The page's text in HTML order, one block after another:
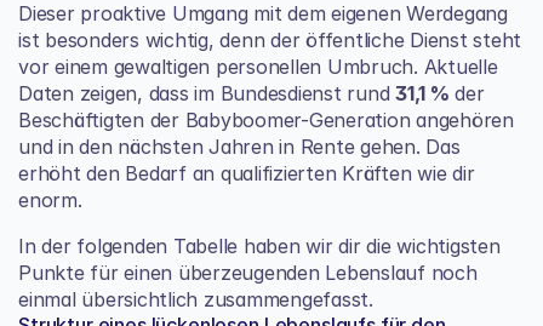
Dieser proaktive Umgang mit dem eigenen Werdegang
ist besonders wichtig, denn der öffentliche Dienst steht
vor einem gewaltigen personellen Umbruch. Aktuelle
Daten zeigen, dass im Bundesdienst rund 31,1 % der
Beschäftigten der Babyboomer-Generation angehören
und in den nächsten Jahren in Rente gehen. Das
erhöht den Bedarf an qualifizierten Kräften wie dir
enorm.
In der folgenden Tabelle haben wir dir die wichtigsten
Punkte für einen überzeugenden Lebenslauf noch
einmal übersichtlich zusammengefasst.